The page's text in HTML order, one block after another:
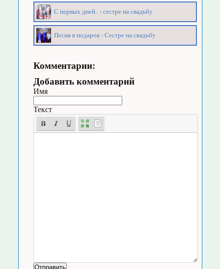
С первых дней.. - сестре на свадьбу
Песня в подарок - Сестре на свадьбу
Комментарии:
Добавить комментарий
Имя
Текст